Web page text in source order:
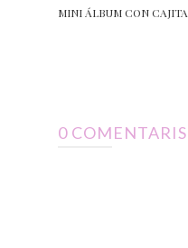
MINI ÁLBUM CON CAJITA
0 COMENTARIS